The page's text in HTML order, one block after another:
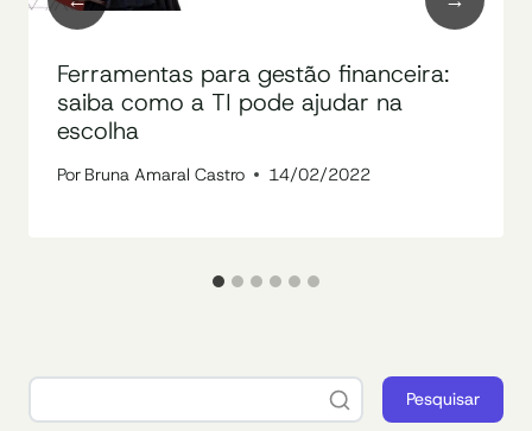
Ferramentas para gestão financeira:
saiba como a TI pode ajudar na
escolha
Por Bruna Amaral Castro 14/02/2022
Pesquisar